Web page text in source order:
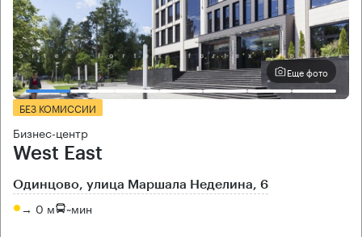
Еще фото
БЕЗ КОМИССИИ
Бизнес-центр
West East
Одинцово, улица Маршала Неделина, 6
→ 0 м ~мин